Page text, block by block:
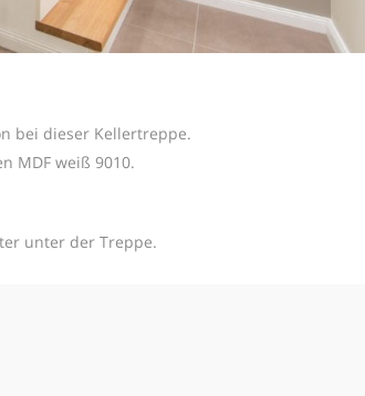
bei dieser Kellertreppe.
MDF weiß 9010.
unter der Treppe.